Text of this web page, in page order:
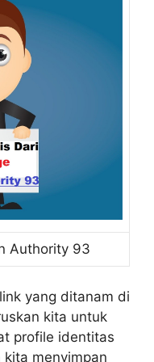
Authority 93
yang ditanam di
kita untuk
profile identitas
menyimpan